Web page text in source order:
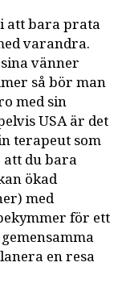
att bara prata
varandra.
vänner
så bör man
med sin
USA är det
terapeut som
du bara
ökad
med
för ett
en resa